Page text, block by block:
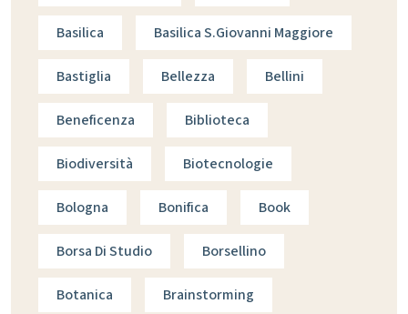
Basilica Basilica S.giovanni Maggiore
Bastiglia Bellezza Bellini
Beneficenza Biblioteca
Biodiversità Biotecnologie
Bologna Bonifica Book
Borsa Di Studio Borsellino
Botanica Brainstorming